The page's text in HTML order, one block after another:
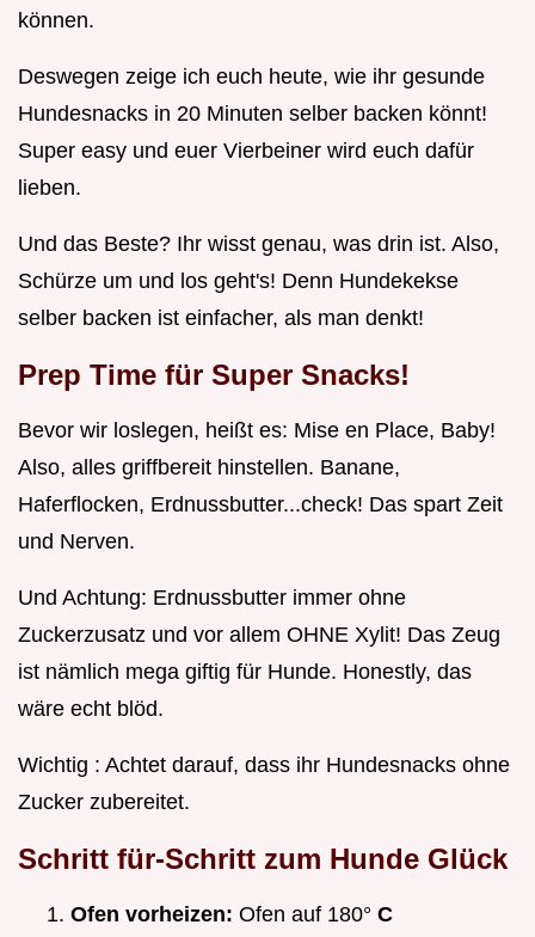
können.
Deswegen zeige ich euch heute, wie ihr gesunde
Hundesnacks in 20 Minuten selber backen könnt!
Super easy und euer Vierbeiner wird euch dafür
lieben.
Und das Beste? Ihr wisst genau, was drin ist. Also,
Schürze um und los geht's! Denn Hundekekse
selber backen ist einfacher, als man denkt!
Prep Time für Super Snacks!
Bevor wir loslegen, heißt es: Mise en Place, Baby!
Also, alles griffbereit hinstellen. Banane,
Haferflocken, Erdnussbutter...check! Das spart Zeit
und Nerven.
Und Achtung: Erdnussbutter immer ohne
Zuckerzusatz und vor allem OHNE Xylit! Das Zeug
ist nämlich mega giftig für Hunde. Honestly, das
wäre echt blöd.
Wichtig : Achtet darauf, dass ihr Hundesnacks ohne
Zucker zubereitet.
Schritt für-Schritt zum Hunde Glück
Ofen vorheizen: Ofen auf 180° C